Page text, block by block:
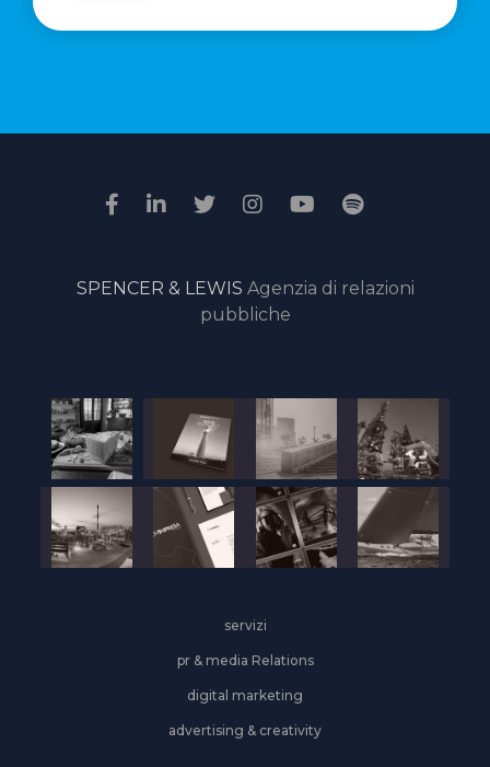
“Passione
il
della
giuria
online
SPENCER & LEWIS Agenzia di relazioni
pubbliche
servizi
pr & media Relations
digital marketing
advertising & creativity